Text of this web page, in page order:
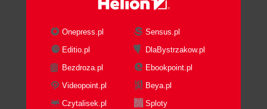
Onepress.pl
Sensus.pl
Editio.pl
DlaBystrzakow.pl
Bezdroza.pl
Ebookpoint.pl
Videopoint.pl
Beya.pl
Czytalisek.pl
Sploty